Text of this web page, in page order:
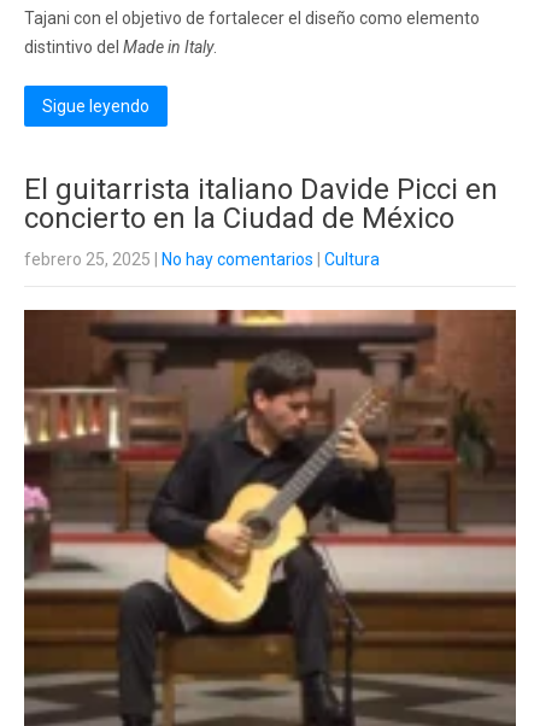
Tajani con el objetivo de fortalecer el diseño como elemento
distintivo del Made in Italy.
Sigue leyendo
El guitarrista italiano Davide Picci en
concierto en la Ciudad de México
febrero 25, 2025 No hay comentarios Cultura